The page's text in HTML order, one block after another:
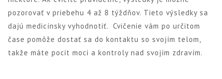
pozorovať v priebehu 4 až 8 týždňov. Tieto výsledky sa
dajú medicínsky vyhodnotiť. Cvičenie vám po určitom
čase pomôže dostať sa do kontaktu so svojím telom,
takže máte pocit moci a kontroly nad svojím zdravím.